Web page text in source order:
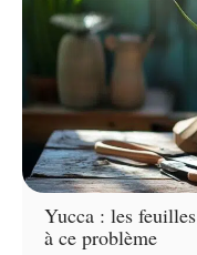
Yucca : les
à ce problème